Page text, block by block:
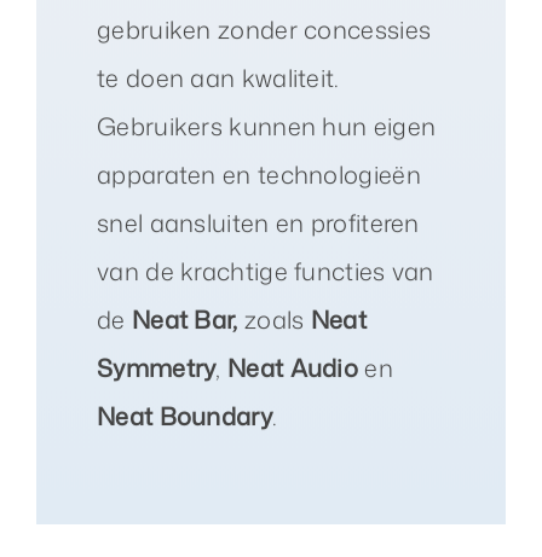
gebruiken zonder concessies
te doen aan kwaliteit.
Gebruikers kunnen hun eigen
apparaten en technologieën
snel aansluiten en profiteren
van de krachtige functies van
de Neat Bar, zoals Neat
Symmetry, Neat Audio en
Neat Boundary.